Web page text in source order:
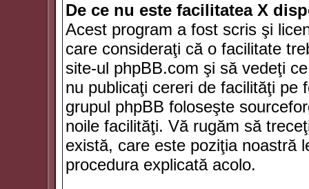
De ce nu este facilitatea X
Acest program a fost scris şi
care consideraţi că o facilitate
site-ul phpBB.com şi să vedeţi
nu publicaţi cereri de facilităţi pe
grupul phpBB foloseşte
noile facilităţi. Vă rugăm să
există, care este poziţia noastră
procedura explicată acolo.